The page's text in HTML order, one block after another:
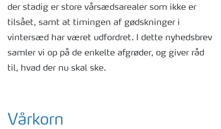
der stadig er store vårsædsarealer som ikke er
tilsået, samt at timingen af gødskninger i
vintersæd har været udfordret. I dette nyhedsbrev
samler vi op på de enkelte afgrøder, og giver råd
til, hvad der nu skal ske.
Vårkorn